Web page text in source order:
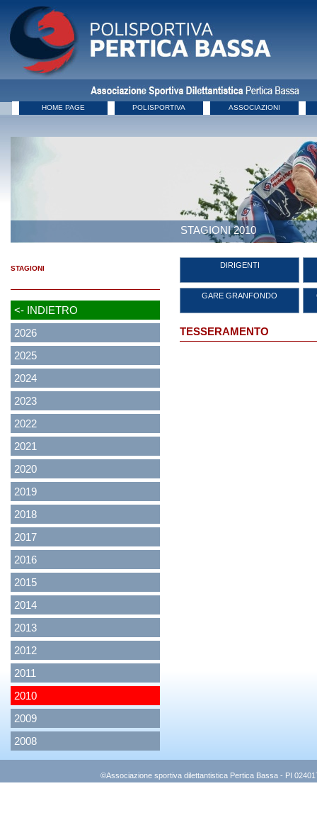
HOME PAGE POLISPORTIVA ASSOCIAZIONI
STAGIONI 2010
STAGIONI
<- INDIETRO
2026
2025
2024
2023
2022
2021
2020
2019
2018
2017
2016
2015
2014
2013
2012
2011
2010
2009
2008
DIRIGENTI
GARE GRANFONDO
TESSERAMENTO
©Associazione sportiva dilettantistica Pertica Bassa - PI